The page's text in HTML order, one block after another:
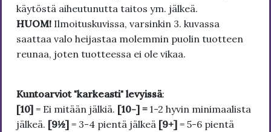
käytöstä aiheutunutta taitos ym. jälkeä.
HUOM! Ilmoituskuvissa, varsinkin 3. kuvassa
saattaa valo heijastaa molemmin puolin tuotteen
reunaa, joten tuotteessa ei ole vikaa.
Kuntoarviot "karkeasti" levyissä:
[10] = Ei mitään jälkiä. [10-] = 1-2 hyvin minimaalista
jälkeä. [9½] = 3-4 pientä jälkeä [9+] = 5-6 pientä